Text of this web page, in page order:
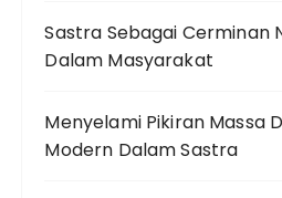
Sastra Sebagai Cerminan
Dalam Masyarakat
Menyelami Pikiran Massa
Modern Dalam Sastra